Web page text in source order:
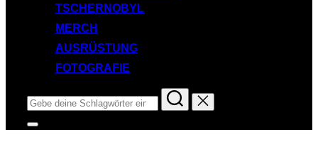
TSCHERNOBYL
MERCH
AUSRÜSTUNG
FOTOGRAFIE
Suchen
nach:
Seitenleiste